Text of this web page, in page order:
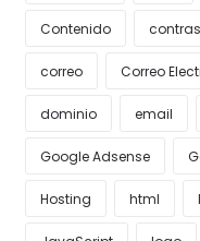
Contenido
correo Correo
dominio email
Google Adsense
Hosting html